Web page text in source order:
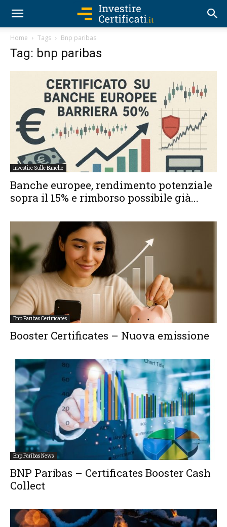
Home Tags Bnp paribas
Tag: bnp paribas
Investire Sulle Banche
Banche europee, rendimento potenziale
sopra il 15% e rimborso possibile già...
Bnp Paribas Certificates
Booster Certificates – Nuova emissione
Bnp Paribas News
BNP Paribas – Certificates Booster Cash
Collect